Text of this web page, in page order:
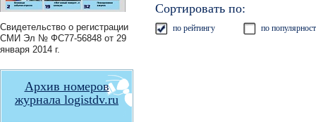
Свидетельство о регистрации
СМИ Эл № ФС77-56848 от 29
января 2014 г.
Архив номеров
журнала logistdv.ru
Сортировать по:
по рейтингу по